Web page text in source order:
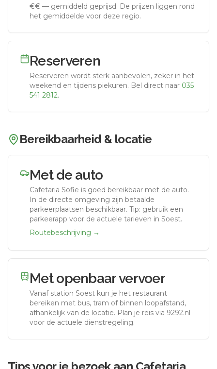
€€ — gemiddeld geprijsd. De prijzen liggen rond
het gemiddelde voor deze regio.
Reserveren
Reserveren wordt sterk aanbevolen, zeker in het
weekend en tijdens piekuren. Bel direct naar 035
541 2812.
Bereikbaarheid & locatie
Met de auto
Cafetaria Sofie is goed bereikbaar met de auto.
In de directe omgeving zijn betaalde
parkeerplaatsen beschikbaar. Tip: gebruik een
parkeerapp voor de actuele tarieven in Soest.
Routebeschrijving →
Met openbaar vervoer
Vanaf station Soest kun je het restaurant
bereiken met bus, tram of binnen loopafstand,
afhankelijk van de locatie. Plan je reis via 9292.nl
voor de actuele dienstregeling.